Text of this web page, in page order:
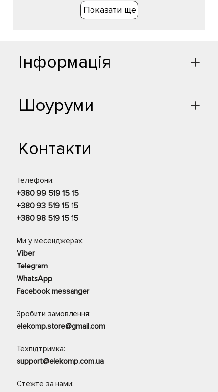
Показати ще
Шоуруми
Контакти
Телефони:
+380 99 519 15 15
+380 93 519 15 15
+380 98 519 15 15
Ми у месенджерах:
Viber
Telegram
WhatsApp
Facebook messanger
Зробити замовлення:
elekomp.store@gmail.com
Техпідтримка:
support@elekomp.com.ua
Стежте за нами:
Інформація